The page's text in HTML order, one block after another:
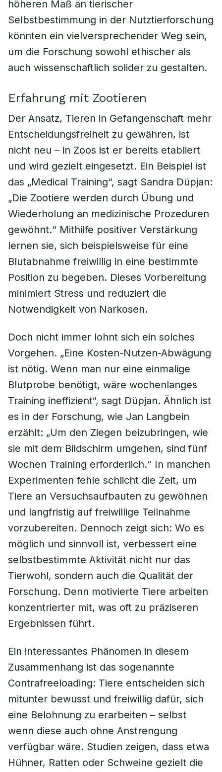
höheren Maß an tierischer
Selbstbestimmung in der Nutztierforschung
könnten ein vielversprechender Weg sein,
um die Forschung sowohl ethischer als
auch wissenschaftlich solider zu gestalten.
Erfahrung mit Zootieren
Der Ansatz, Tieren in Gefangenschaft mehr
Entscheidungsfreiheit zu gewähren, ist
nicht neu – in Zoos ist er bereits etabliert
und wird gezielt eingesetzt. Ein Beispiel ist
das „Medical Training“, sagt Sandra Düpjan:
„Die Zootiere werden durch Übung und
Wiederholung an medizinische Prozeduren
gewöhnt.“ Mithilfe positiver Verstärkung
lernen sie, sich beispielsweise für eine
Blutabnahme freiwillig in eine bestimmte
Position zu begeben. Dieses Vorbereitung
minimiert Stress und reduziert die
Notwendigkeit von Narkosen.
Doch nicht immer lohnt sich ein solches
Vorgehen. „Eine Kosten-Nutzen-Abwägung
ist nötig. Wenn man nur eine einmalige
Blutprobe benötigt, wäre wochenlanges
Training ineffizient“, sagt Düpjan. Ähnlich ist
es in der Forschung, wie Jan Langbein
erzählt: „Um den Ziegen beizubringen, wie
sie mit dem Bildschirm umgehen, sind fünf
Wochen Training erforderlich.“ In manchen
Experimenten fehle schlicht die Zeit, um
Tiere an Versuchsaufbauten zu gewöhnen
und langfristig auf freiwillige Teilnahme
vorzubereiten. Dennoch zeigt sich: Wo es
möglich und sinnvoll ist, verbessert eine
selbstbestimmte Aktivität nicht nur das
Tierwohl, sondern auch die Qualität der
Forschung. Denn motivierte Tiere arbeiten
konzentrierter mit, was oft zu präziseren
Ergebnissen führt.
Ein interessantes Phänomen in diesem
Zusammenhang ist das sogenannte
Contrafreeloading: Tiere entscheiden sich
mitunter bewusst und freiwillig dafür, sich
eine Belohnung zu erarbeiten – selbst
wenn diese auch ohne Anstrengung
verfügbar wäre. Studien zeigen, dass etwa
Hühner, Ratten oder Schweine gezielt die